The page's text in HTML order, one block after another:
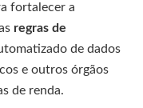
fortalecer a
regras de
de dados
e outros órgãos
de renda.